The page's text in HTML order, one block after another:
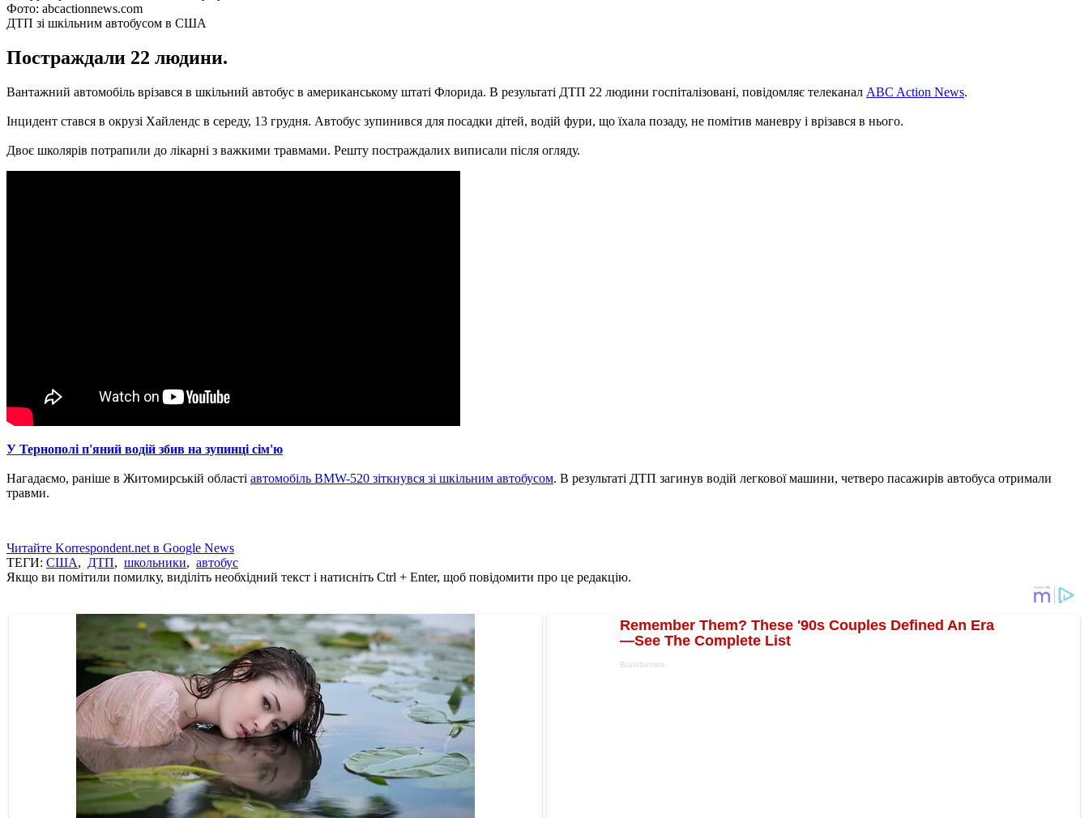
Фото: abcactionnews.com
ДТП зі шкільним автобусом в США
Постраждали 22 людини.
Вантажний автомобіль врізався в шкільний автобус в американському штаті Флорида. В результаті ДТП 22 людини госпіталізовані, повідомляє телеканал ABC Action News.
Інцидент стався в окрузі Хайлендс в середу, 13 грудня. Автобус зупинився для посадки дітей, водій фури, що їхала позаду, не помітив маневру і врізався в нього.
Двоє школярів потрапили до лікарні з важкими травмами. Решту постраждалих виписали після огляду.
У Тернополі п'яний водій збив на зупинці сім'ю
Нагадаємо, раніше в Житомирській області автомобіль BMW-520 зіткнувся зі шкільним автобусом. В результаті ДТП загинув водій легкової машини, четверо пасажирів автобуса отримали
травми.
Читайте Korrespondent.net в Google News
ТЕГИ: США, ДТП, школьники, автобус
Якщо ви помітили помилку, виділіть необхідний текст і натисніть Ctrl + Enter, щоб повідомити про це редакцію.